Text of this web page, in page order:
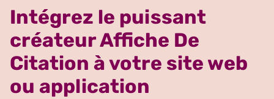
Intégrez le puissant
créateur Affiche De
Citation à votre site web
ou application